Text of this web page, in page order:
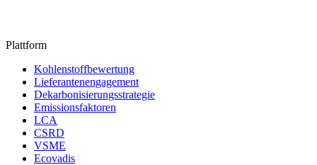
Plattform
Kohlenstoffbewertung
Lieferantenengagement
Dekarbonisierungsstrategie
Emissionsfaktoren
LCA
CSRD
VSME
Ecovadis